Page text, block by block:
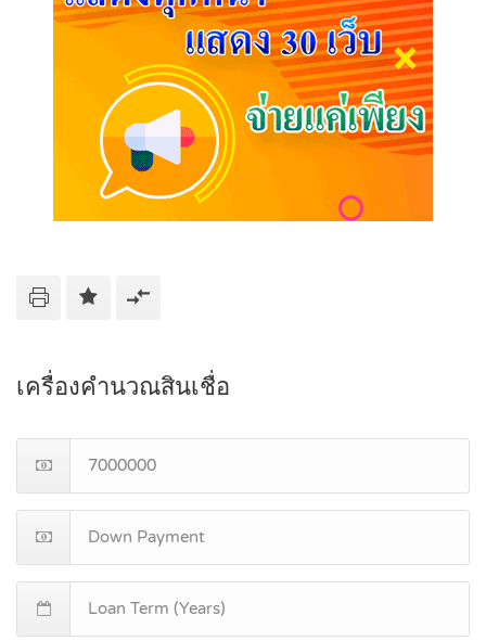
เครื่องคำนวณสินเชื่อ